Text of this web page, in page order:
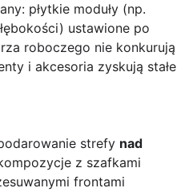
płytkie moduły (np.
ustawione po
roboczego nie konkurują
i akcesoria zyskują stałe
strefy nad
z szafkami
frontami